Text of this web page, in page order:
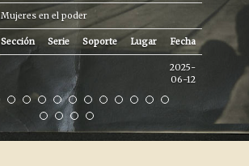
Mujeres en el poder
Sección Serie Soporte Lugar Fecha
2025-
06-12